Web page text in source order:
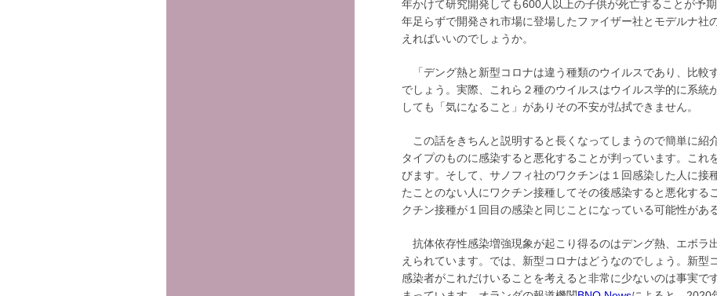
年かけて研究開発しても600人以上の子供が死亡することが予
年足らずで開発され市場に登場したファイザー社とモデルナ社
えればいいのでしょうか。
「デング熱と新型コロナは違う種類のウイルスであり、比較
でしょう。実際、これら２種のウイルスはウイルス学的に系統
しても「気になること」がありその不安が払拭できません。
この話をきちんと説明すると長くなってしまうので簡単に紹
タイプのものに感染すると悪化することが判っています。これ
びます。そして、サノフィ社のワクチンは１回感染した人に接
たことのない人にワクチン接種してその後感染すると悪化する
クチン接種が１回目の感染と同じことになっている可能性があ
抗体依存性感染増強現象が起こり得るのはデング熱、エボラ
えられています。では、新型コロナはどうなのでしょう。新型
感染者がこれだけいることを考えると非常に少ないのは事実で